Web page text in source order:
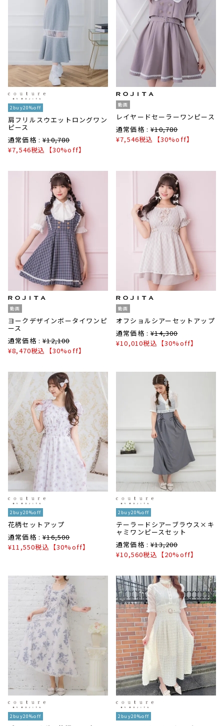
2buy20%off
肩フリルスウエットロングワン
ピース
通常価格 : ¥10,780
¥7,546税込 【30%off】
動画
レイヤードセーラーワンピース
通常価格 : ¥10,780
¥7,546税込 【30%off】
動画
ヨークデザインボータイワンピ
ース
通常価格 : ¥12,100
¥8,470税込 【30%off】
動画
オフショルシアーセットアップ
通常価格 : ¥14,300
¥10,010税込 【30%off】
2buy20%off
花柄セットアップ
通常価格 : ¥16,500
¥11,550税込 【30%off】
2buy20%off
テーラードシアーブラウス×キ
ャミワンピースセット
通常価格 : ¥13,200
¥10,560税込 【20%off】
2buy20%off 2buy20%off